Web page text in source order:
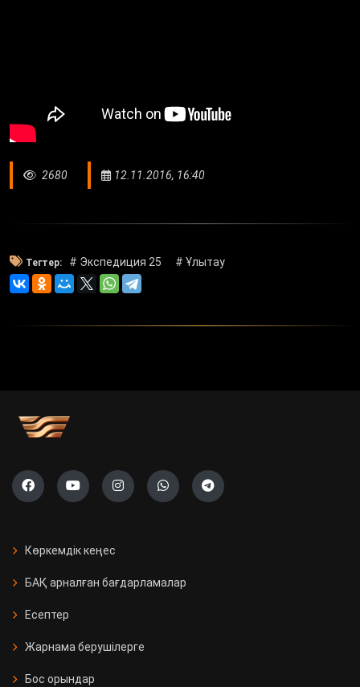
2680 12.11.2016, 16:40
Тегтер: # Экспедиция 25 # Ұлытау
Көркемдік кеңес
БАҚ арналған бағдарламалар
Есептер
Жарнама берушілерге
Бос орындар